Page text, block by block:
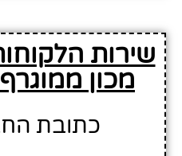
שירות
מכון
כתובת